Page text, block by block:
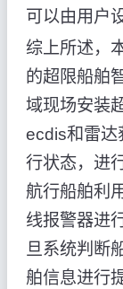
可以由用户
综上所述，
的超限船舶
域现场安装
ecdis和雷达
行状态，进
航行船舶利
线报警器进
旦系统判断
舶信息进行